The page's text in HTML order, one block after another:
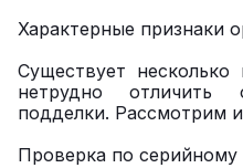
Характерные признаки
Существует несколько
нетрудно отличить
подделки. Рассмотрим
Проверка по